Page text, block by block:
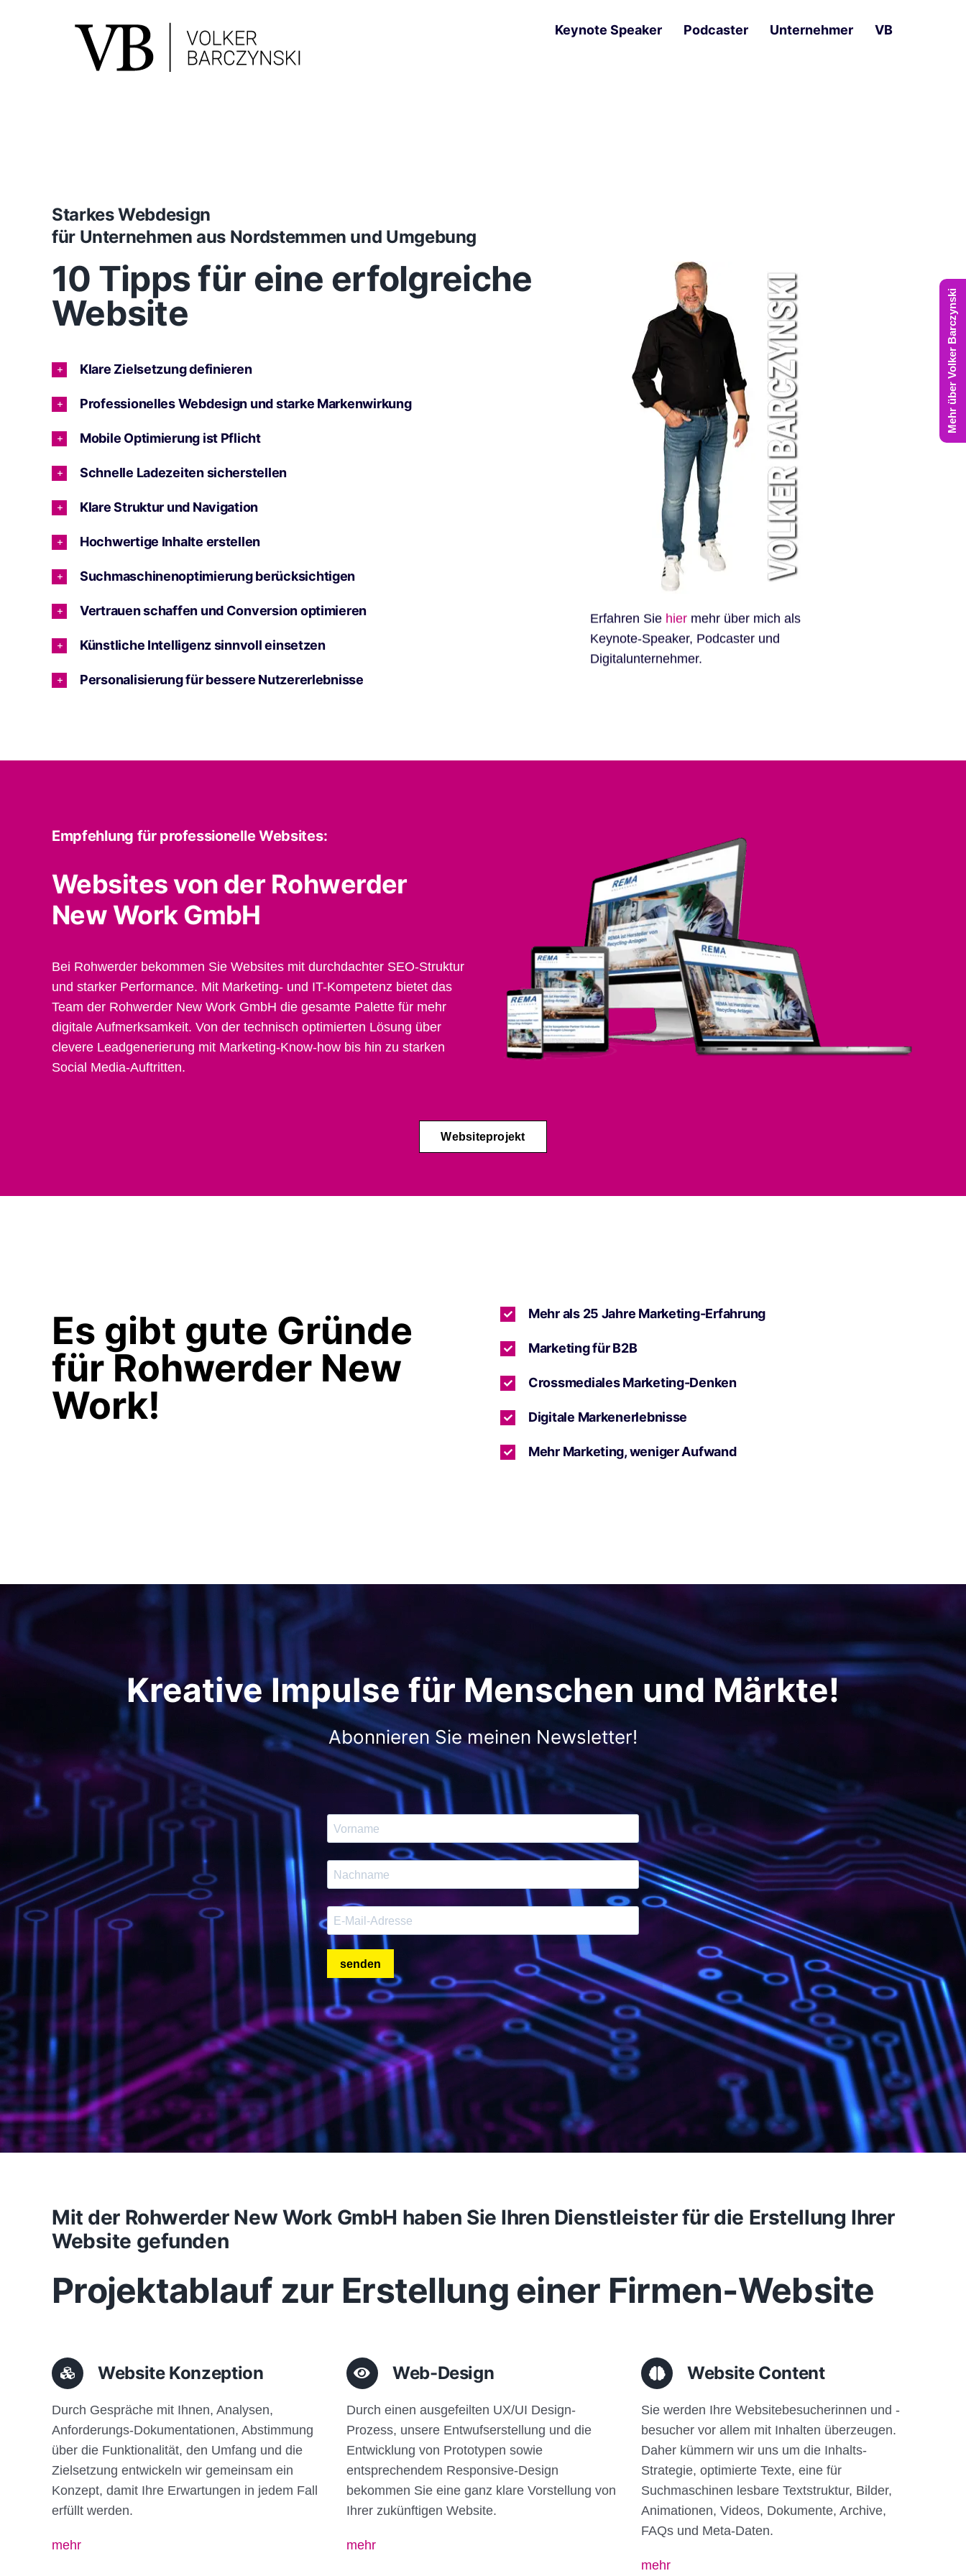
Keynote Speaker Podcaster Unternehmer VB
Starkes Webdesign
für Unternehmen aus Nordstemmen und Umgebung
10 Tipps für eine erfolgreiche
Website
Klare Zielsetzung definieren
Professionelles Webdesign und starke Markenwirkung
Mobile Optimierung ist Pflicht
Schnelle Ladezeiten sicherstellen
Klare Struktur und Navigation
Hochwertige Inhalte erstellen
Suchmaschinenoptimierung berücksichtigen
Vertrauen schaffen und Conversion optimieren
Künstliche Intelligenz sinnvoll einsetzen
Personalisierung für bessere Nutzererlebnisse
Erfahren Sie hiermehr über mich als
Keynote-Speaker, Podcaster und
Digitalunternehmer.
Empfehlung für professionelle Websites:
Websites von der Rohwerder
New Work GmbH
Bei Rohwerder bekommen Sie Websites mit durchdachter SEO-Struktur
und starker Performance. Mit Marketing- und IT-Kompetenz bietet das
Team der Rohwerder New Work GmbH die gesamte Palette für mehr
digitale Aufmerksamkeit. Von der technisch optimierten Lösung über
clevere Leadgenerierung mit Marketing-Know-how bis hin zu starken
Social Media-Auftritten.
Websiteprojekt
Es gibt gute Gründe
für Rohwerder New
Work!
Mehr als 25 Jahre Marketing-Erfahrung
Marketing für B2B
Crossmediales Marketing-Denken
Digitale Markenerlebnisse
Mehr Marketing, weniger Aufwand
Kreative Impulse für Menschen und Märkte!
Abonnieren Sie meinen Newsletter!
Mit der Rohwerder New Work GmbH haben Sie Ihren Dienstleister für die Erstellung Ihrer
Website gefunden
Projektablauf zur Erstellung einer Firmen-Website
Website Konzeption
Durch Gespräche mit Ihnen, Analysen,
Anforderungs-Dokumentationen, Abstimmung
über die Funktionalität, den Umfang und die
Zielsetzung entwickeln wir gemeinsam ein
Konzept, damit Ihre Erwartungen in jedem Fall
erfüllt werden.
mehr
Web-Design
Durch einen ausgefeilten UX/UI Design-
Prozess, unsere Entwufserstellung und die
Entwicklung von Prototypen sowie
entsprechendem Responsive-Design
bekommen Sie eine ganz klare Vorstellung von
Ihrer zukünftigen Website.
mehr
Website Content
Sie werden Ihre Websitebesucherinnen und -
besucher vor allem mit Inhalten überzeugen.
Daher kümmern wir uns um die Inhalts-
Strategie, optimierte Texte, eine für
Suchmaschinen lesbare Textstruktur, Bilder,
Animationen, Videos, Dokumente, Archive,
FAQs und Meta-Daten.
mehr
Mehr über Volker Barczynski